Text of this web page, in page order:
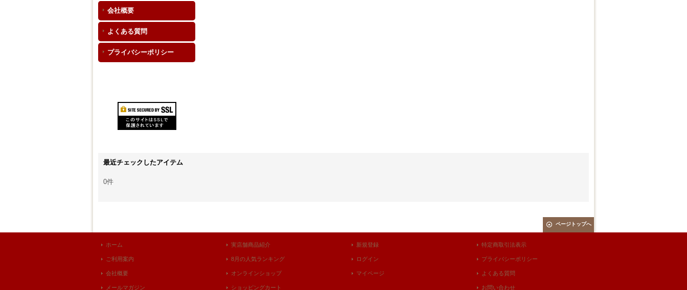
会社概要
よくある質問
プライバシーポリシー
最近チェックしたアイテム
0件
ページトップへ
ホーム
ご利用案内
会社概要
メールマガジン
実店舗商品紹介
8月の人気ランキング
オンラインショップ
ショッピングカート
新規登録
ログイン
マイページ
特定商取引法表示
プライバシーポリシー
よくある質問
お問い合わせ